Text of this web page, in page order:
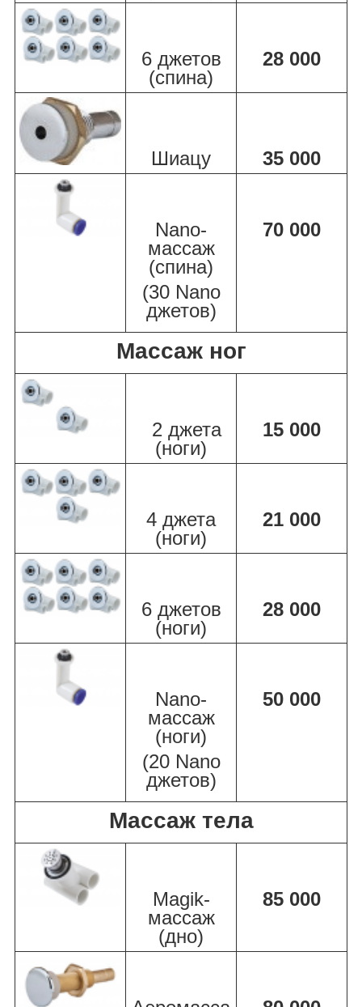
6 джетов
(спина)
28 000
Шиацу 35 000
Nano-
массаж
(спина)
(30 Nano
джетов)
70 000
Массаж ног
2 джета
(ноги)
15 000
4 джета
(ноги)
21 000
6 джетов
(ноги)
28 000
Nano-
массаж
(ноги)
(20 Nano
джетов)
50 000
Массаж тела
Magik-
массаж
(дно)
85 000